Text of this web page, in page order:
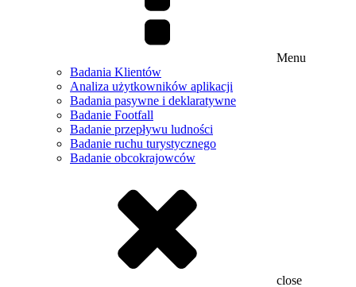
Menu
Badania Klientów
Analiza użytkowników aplikacji
Badania pasywne i deklaratywne
Badanie Footfall
Badanie przepływu ludności
Badanie ruchu turystycznego
Badanie obcokrajowców
close